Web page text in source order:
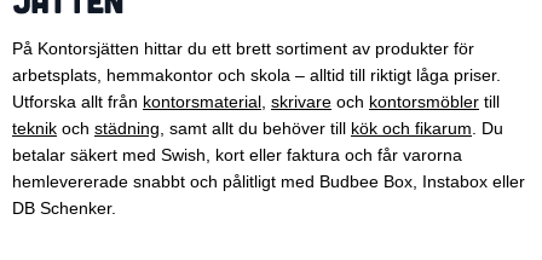
På Kontorsjätten hittar du ett brett sortiment av produkter för
arbetsplats, hemmakontor och skola – alltid till riktigt låga priser.
Utforska allt från kontorsmaterial skrivare och kontorsmöbler till
teknik och städning , samt allt du behöver till kök och fikarum . Du
betalar säkert med Swish, kort eller faktura och får varorna
hemlevererade snabbt och pålitligt med Budbee Box, Instabox eller
DB Schenker.